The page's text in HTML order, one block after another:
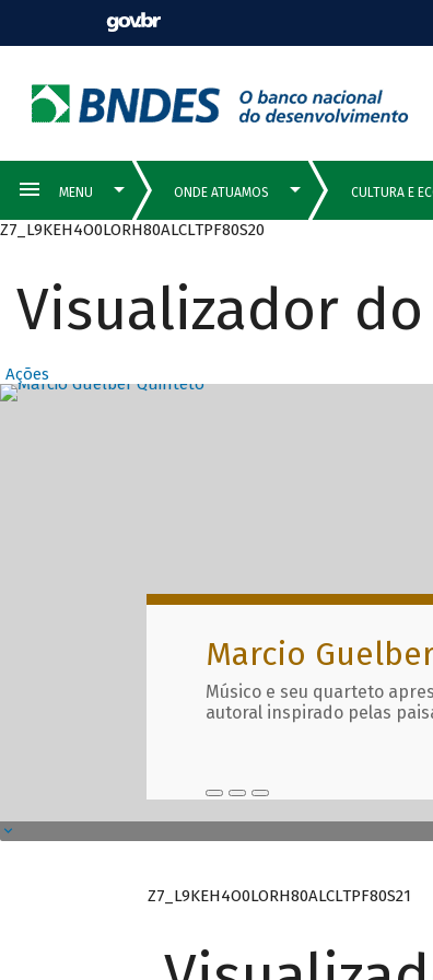
Z7_L9KEH4O0LORH80ALCLTPF80S20
Visualizador
Ações
Destaques
Marcio
Músico e seu quarteto
autoral inspirado pelas
Z7_L9KEH4O0LORH80ALCLTPF80S21